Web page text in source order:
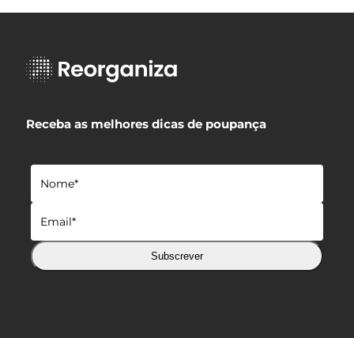
Receba as melhores dicas de poupança
Subscrever